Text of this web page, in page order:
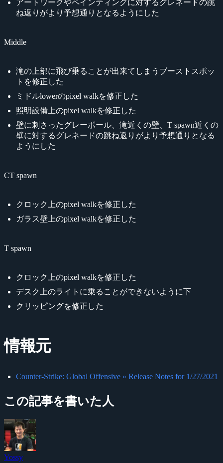
アートワークやペインティングに対するグレネードの跳
ね返りがより予想通りとなるようにした
Middle
滝の上部に飛び乗ることが出来てしまうブーストスポッ
トを修正した
ミドルlowerのpixel walkを修正した
照明設備上のpixel walkを修正した
壁に刺さったグレーポール、滝近くの壁、T spawn近くの
壁に対するグレネードの跳ね返りがより予想通りとなる
ようにした
CT spawn
クロック上のpixel walkを修正した
ガラス壁上のpixel walkを修正した
T spawn
クロック上のpixel walkを修正した
デスク上のライトに乗ることができないように下
クリッピングを修正した
情報元
Counter-Strike: Global Offensive » Release Notes for 1/27/2021
この記事を書いた人
Yossy